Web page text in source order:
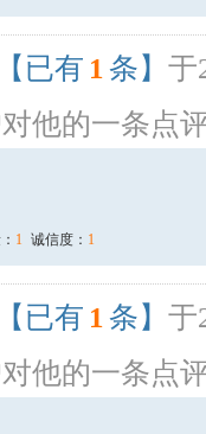
【已有 1 条】 于
他的一条点
1 诚信度： 1
【已有 1 条】 于
他的一条点